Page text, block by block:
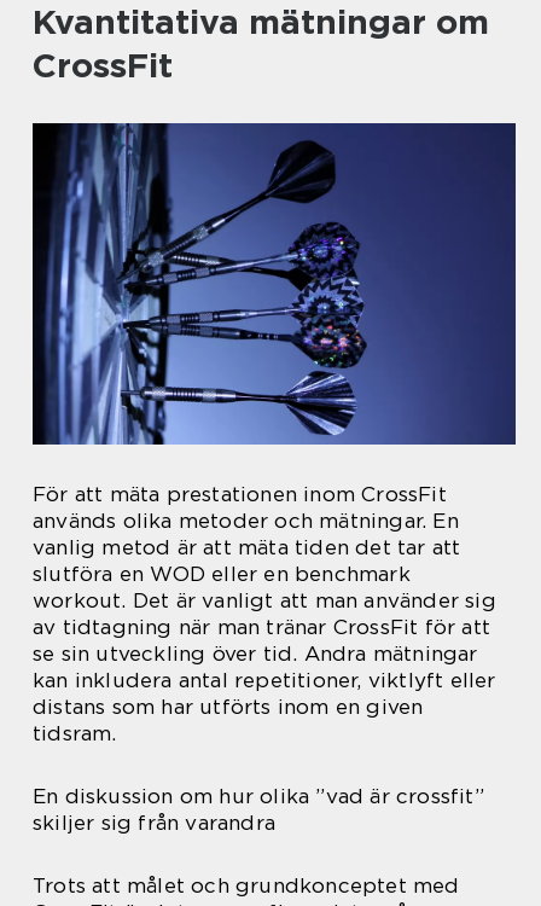
Kvantitativa mätningar om
CrossFit
För att mäta prestationen inom CrossFit
används olika metoder och mätningar. En
vanlig metod är att mäta tiden det tar att
slutföra en WOD eller en benchmark
workout. Det är vanligt att man använder sig
av tidtagning när man tränar CrossFit för att
se sin utveckling över tid. Andra mätningar
kan inkludera antal repetitioner, viktlyft eller
distans som har utförts inom en given
tidsram.
En diskussion om hur olika ”vad är crossfit”
skiljer sig från varandra
Trots att målet och grundkonceptet med